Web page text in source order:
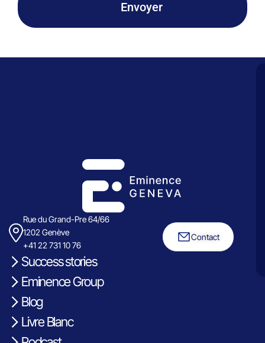
Envoyer
Rue du Grand-Pre 64/66
1202 Genève
+41 22 731 10 76
Contact
Success stories
Eminence Group
Blog
Livre Blanc